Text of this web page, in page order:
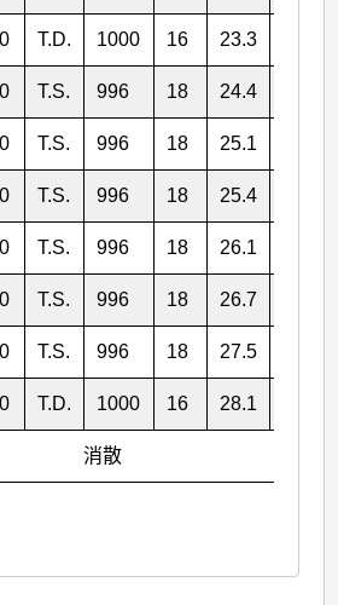
T.D. 1000 16 23.3
T.S. 996 18 24.4
T.S. 996 18 25.1
T.S. 996 18 25.4
T.S. 996 18 26.1
T.S. 996 18 26.7
T.S. 996 18 27.5
T.D. 1000 16 28.1
消散